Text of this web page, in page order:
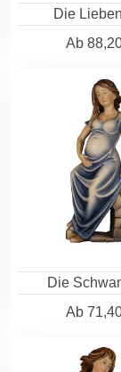
Die
Ab
Die
Ab